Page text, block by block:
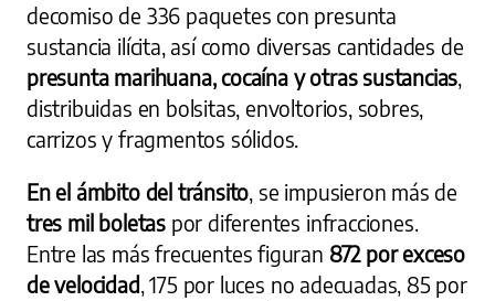
decomiso de 336 paquetes con presunta
sustancia ilícita, así como diversas cantidades de
presunta marihuana, cocaína y otras sustancias,
distribuidas en bolsitas, envoltorios, sobres,
carrizos y fragmentos sólidos.
En el ámbito del tránsito, se impusieron más de
tres mil boletaspor diferentes infracciones.
Entre las más frecuentes figuran 872 por exceso
de velocidad, 175 por luces no adecuadas, 85 por